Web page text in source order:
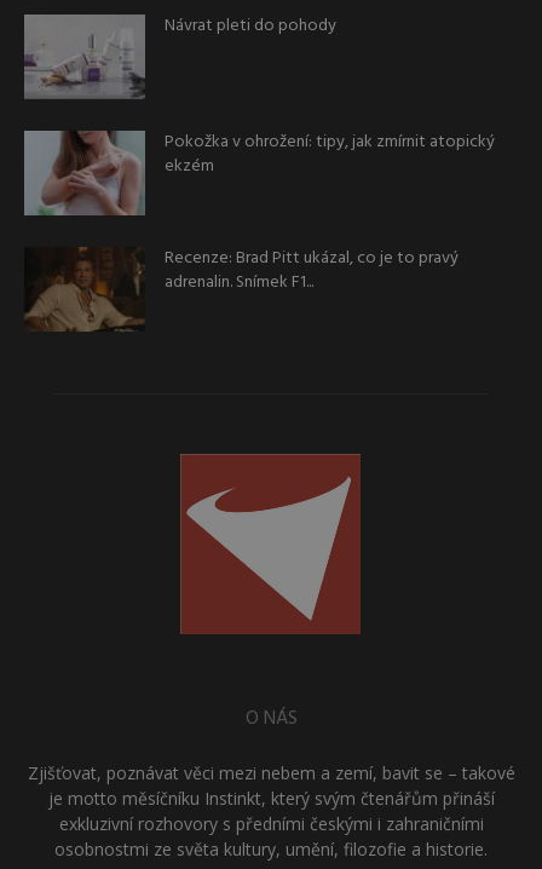
Návrat pleti do pohody
Pokožka v ohrožení: tipy, jak zmírnit atopický
ekzém
Recenze: Brad Pitt ukázal, co je to pravý
adrenalin. Snímek F1...
O NÁS
Zjišťovat, poznávat věci mezi nebem a zemí, bavit se – takové
je motto měsíčníku Instinkt, který svým čtenářům přináší
exkluzivní rozhovory s předními českými i zahraničními
osobnostmi ze světa kultury, umění, filozofie a historie.